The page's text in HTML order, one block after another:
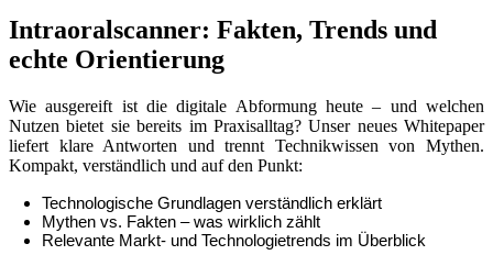
Intraoralscanner: Fakten, Trends und
echte Orientierung
Wie ausgereift ist die digitale Abformung heute – und welchen
Nutzen bietet sie bereits im Praxisalltag? Unser neues Whitepaper
liefert klare Antworten und trennt Technikwissen von Mythen.
Kompakt, verständlich und auf den Punkt:
Technologische Grundlagen verständlich erklärt
Mythen vs. Fakten – was wirklich zählt
Relevante Markt- und Technologietrends im Überblick